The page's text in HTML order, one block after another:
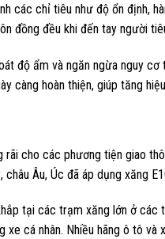
các chỉ tiêu như độ ổn định,
đồng đều khi đến tay người
độ ẩm và ngăn ngừa nguy
càng hoàn thiện, giúp tăng
cho các phương tiện giao
Âu, Úc đã áp dụng xăng
tại các trạm xăng lớn ở các
cá nhân. Nhiều hãng ô tô và